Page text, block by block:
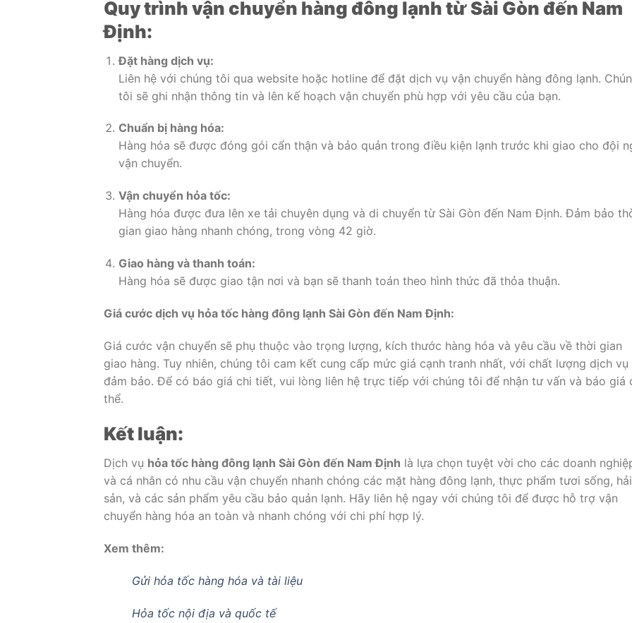
Quy trình vận chuyển hàng đông lạnh từ Sài Gòn đến Nam
Định:
Đặt hàng dịch vụ:
Liên hệ với chúng tôi qua website hoặc hotline để đặt dịch vụ vận chuyển hàng đông lạnh.
tôi sẽ ghi nhận thông tin và lên kế hoạch vận chuyển phù hợp với yêu cầu của bạn.
Chuẩn bị hàng hóa:
Hàng hóa sẽ được đóng gói cẩn thận và bảo quản trong điều kiện lạnh trước khi giao cho đội
vận chuyển.
Vận chuyển hỏa tốc:
Hàng hóa được đưa lên xe tải chuyên dụng và di chuyển từ Sài Gòn đến Nam Định. Đảm bảo
gian giao hàng nhanh chóng, trong vòng 42 giờ.
Giao hàng và thanh toán:
Hàng hóa sẽ được giao tận nơi và bạn sẽ thanh toán theo hình thức đã thỏa thuận.
Giá cước dịch vụ hỏa tốc hàng đông lạnh Sài Gòn đến Nam Định:
Giá cước vận chuyển sẽ phụ thuộc vào trọng lượng, kích thước hàng hóa và yêu cầu về thời gian
giao hàng. Tuy nhiên, chúng tôi cam kết cung cấp mức giá cạnh tranh nhất, với chất lượng dịch vụ
đảm bảo. Để có báo giá chi tiết, vui lòng liên hệ trực tiếp với chúng tôi để nhận tư vấn và báo giá
thể.
Kết luận:
Dịch vụ hỏa tốc hàng đông lạnh Sài Gòn đến Nam Định là lựa chọn tuyệt vời cho các doanh
và cá nhân có nhu cầu vận chuyển nhanh chóng các mặt hàng đông lạnh, thực phẩm tươi sống, hải
sản, và các sản phẩm yêu cầu bảo quản lạnh. Hãy liên hệ ngay với chúng tôi để được hỗ trợ vận
chuyển hàng hóa an toàn và nhanh chóng với chi phí hợp lý.
Xem thêm:
Gửi hỏa tốc hàng hóa và tài liệu
Hỏa tốc nội địa và quốc tế